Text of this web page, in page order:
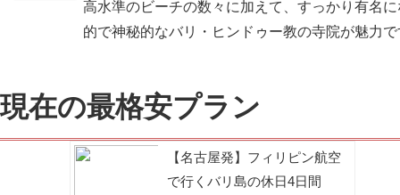
高水準のビーチの数々に加えて、すっかり有名
的で神秘的なバリ・ヒンドゥー教の寺院が魅力で
現在の最格安プラン
【名古屋発】フィリピン航空
で行くバリ島の休日4日間